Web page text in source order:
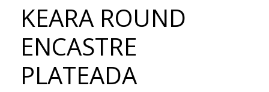
KEARA ROUND
ENCASTRE
PLATEADA